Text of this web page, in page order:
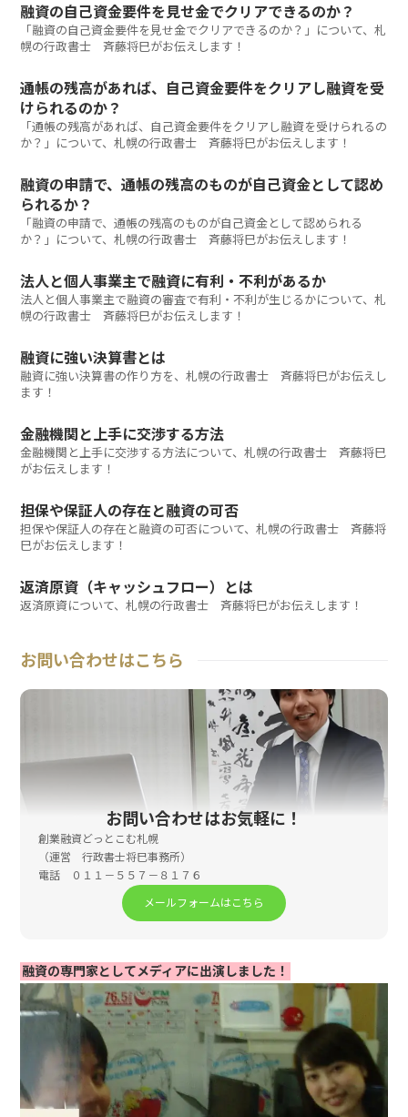
融資の自己資金要件を見せ金でクリアできるのか？
「融資の自己資金要件を見せ金でクリアできるのか？」について、札
幌の行政書士 斉藤将巳がお伝えします！
通帳の残高があれば、自己資金要件をクリアし融資を受
けられるのか？
「通帳の残高があれば、自己資金要件をクリアし融資を受けられるの
か？」について、札幌の行政書士 斉藤将巳がお伝えします！
融資の申請で、通帳の残高のものが自己資金として認め
られるか？
「融資の申請で、通帳の残高のものが自己資金として認められる
か？」について、札幌の行政書士 斉藤将巳がお伝えします！
法人と個人事業主で融資に有利・不利があるか
法人と個人事業主で融資の審査で有利・不利が生じるかについて、札
幌の行政書士 斉藤将巳がお伝えします！
融資に強い決算書とは
融資に強い決算書の作り方を、札幌の行政書士 斉藤将巳がお伝えし
ます！
金融機関と上手に交渉する方法
金融機関と上手に交渉する方法について、札幌の行政書士 斉藤将巳
がお伝えします！
担保や保証人の存在と融資の可否
担保や保証人の存在と融資の可否について、札幌の行政書士 斉藤将
巳がお伝えします！
返済原資（キャッシュフロー）とは
返済原資について、札幌の行政書士 斉藤将巳がお伝えします！
お問い合わせはこちら
お問い合わせはお気軽に！
創業融資どっとこむ札幌
（運営 行政書士将巳事務所）
電話 ０１１－５５７－８１７６
メールフォームはこちら
融資の専門家としてメディアに出演しました！